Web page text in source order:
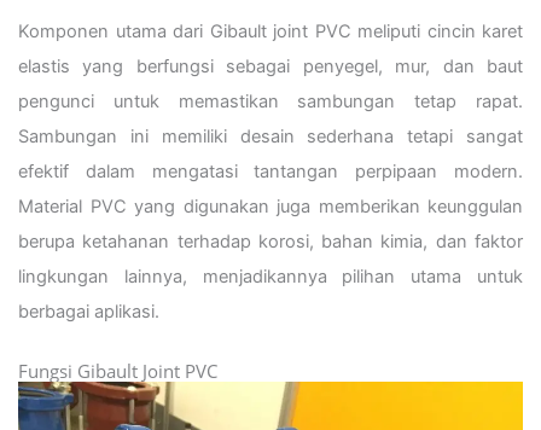
Komponen utama dari Gibault joint PVC meliputi cincin karet
elastis yang berfungsi sebagai penyegel, mur, dan baut
pengunci untuk memastikan sambungan tetap rapat.
Sambungan ini memiliki desain sederhana tetapi sangat
efektif dalam mengatasi tantangan perpipaan modern.
Material PVC yang digunakan juga memberikan keunggulan
berupa ketahanan terhadap korosi, bahan kimia, dan faktor
lingkungan lainnya, menjadikannya pilihan utama untuk
berbagai aplikasi.
Fungsi Gibault Joint PVC